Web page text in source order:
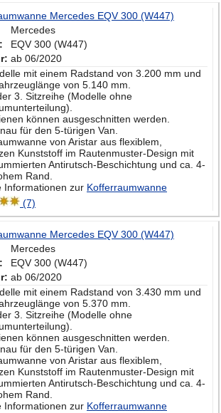
Mercedes EQV 300 (W447)
Mercedes
EQV 300 (W447)
ab 06/2020
mit einem Radstand von 3.200 mm und
von 5.140 mm.
3. Sitzreihe (Modelle ohne
können ausgeschnitten werden.
für den 5-türigen Van.
von Aristar aus flexiblem,
Kunststoff im Rautenmuster-Design mit
Antirutsch-Beschichtung und ca. 4-
Rand.
Informationen zur Kofferraumwanne
(7)
Mercedes EQV 300 (W447)
Mercedes
EQV 300 (W447)
ab 06/2020
mit einem Radstand von 3.430 mm und
von 5.370 mm.
3. Sitzreihe (Modelle ohne
können ausgeschnitten werden.
für den 5-türigen Van.
von Aristar aus flexiblem,
Kunststoff im Rautenmuster-Design mit
Antirutsch-Beschichtung und ca. 4-
Rand.
Informationen zur Kofferraumwanne